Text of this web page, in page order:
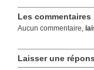
Les commentaires
Aucun commentaire,
Laisser une